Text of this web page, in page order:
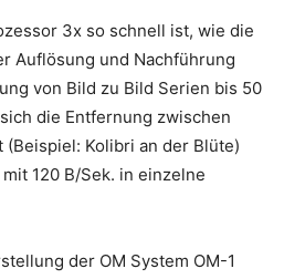
3x so schnell ist, wie die
Auflösung und Nachführung
von Bild zu Bild Serien bis 50
die Entfernung zwischen
(Beispiel: Kolibri an der Blüte)
120 B/Sek. in einzelne
der OM System OM-1